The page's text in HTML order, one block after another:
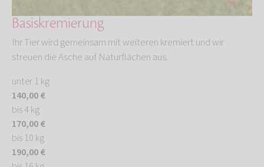
Basiskremierung
Ihr Tier wird gemeinsam mit weiteren kremiert und wir
streuen die Asche auf Naturflächen aus.
unter 1 kg
140,00 €
bis 4 kg
170,00 €
bis 10 kg
190,00 €